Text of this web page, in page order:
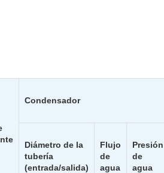
Condensador
Diámetro de la
tubería
(entrada/salida)
Flujo
de
agua
Presión
de
agua